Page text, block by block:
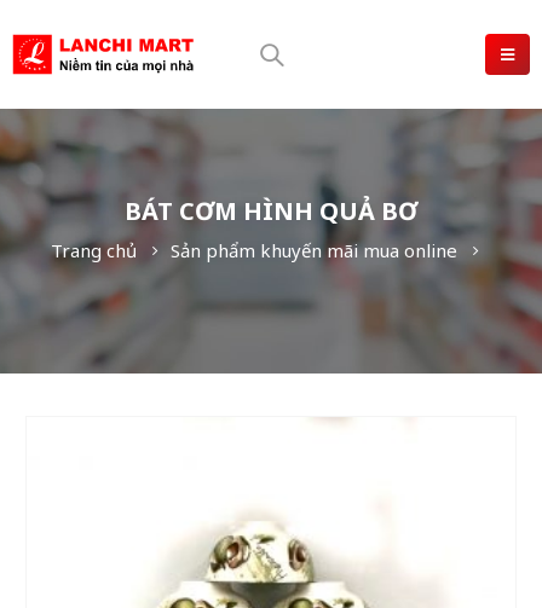
BÁT CƠM HÌNH QUẢ BƠ
Trang chủ Sản phẩm khuyến mãi mua online